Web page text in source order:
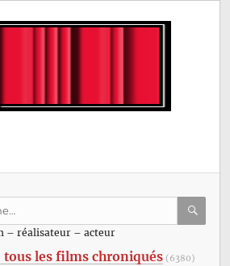
– réalisateur – acteur
tous les films chroniqués (6380)